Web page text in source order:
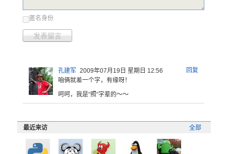
匿名身份
发表留言
回复
孔建军 2009年07月19日 星期日 12:56
咱俩就差一个字，有缘呀！
呵 呵，我是“照“字辈的～～
全部
最近来访